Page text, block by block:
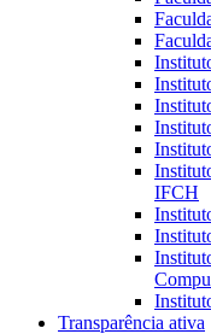
IFCH
Transparência ativa